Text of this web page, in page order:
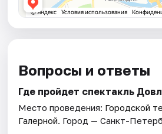
Вопросы и ответы
Где пройдет спектакль
Место проведения: Городской
Галерной. Город — Санкт-